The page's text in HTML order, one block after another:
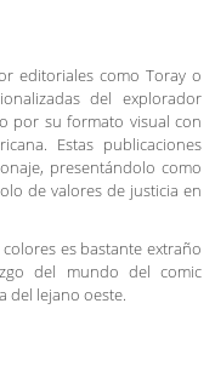
editoriales como Toray o
del explorador
por su formato visual con
Estas publicaciones
presentándolo como
de valores de justicia en
es bastante extraño
del mundo del comic
del lejano oeste.